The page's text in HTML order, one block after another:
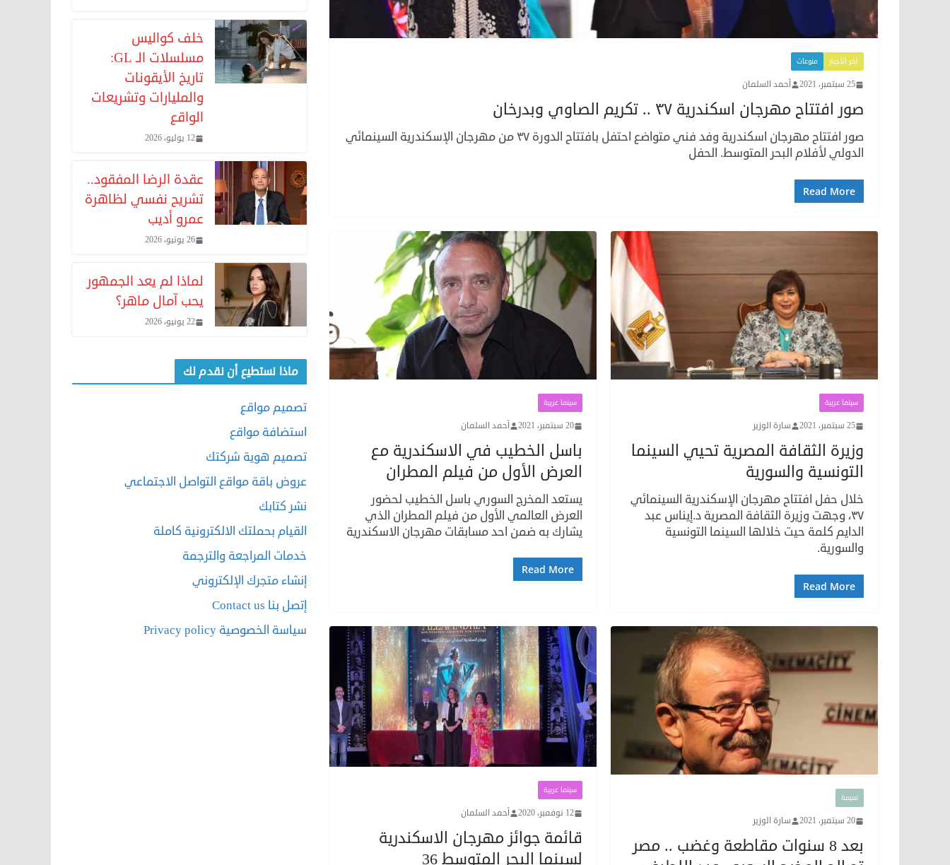
اخر الأخبار منوعات
25 سبتمبر، 2021 أحمد السلمان
صور افتتاح مهرجان اسكندرية ٣٧ .. تكريم الصاوي وبدرخان
صور افتتاح مهرجان اسكندرية وفد فني متواضع احتفل بافتتاح الدورة ٣٧ من مهرجان الإسكندرية السينمائي
الدولي لأفلام البحر المتوسط. الحفل
Read More
سينما عربية
25 سبتمبر، 2021 سارة الوزير
وزيرة الثقافة المصرية تحيي السينما
التونسية والسورية
خلال حفل افتتاح مهرجان الإسكندرية السينمائي
٣٧، وجهت وزيرة الثقافة المصرية د.إيناس عبد
الدايم كلمة حيت خلالها السينما التونسية
والسورية.
Read More
سينما عربية
20 سبتمبر، 2021 أحمد السلمان
باسل الخطيب في الاسكندرية مع
العرض الأول من فيلم المطران
يستعد المخرج السوري باسل الخطيب لحضور
العرض العالمي الأول من فيلم المطران الذي
يشارك به ضمن احد مسابقات مهرجان الاسكندرية
Read More
نميمة
20 سبتمبر، 2021 سارة الوزير
بعد 8 سنوات مقاطعة وغضب .. مصر
سينما عربية
12 نوفمبر، 2020 أحمد السلمان
قائمة جوائز مهرجان الاسكندرية
لسينما البحر المتوسط 36
خلف كواليس
مسلسلات الـ GL:
تاريخ الأيقونات
والمليارات وتشريعات
الواقع
12 يوليو، 2026
عقدة الرضا المفقود..
تشريح نفسي لظاهرة
عمرو أديب
26 يونيو، 2026
لماذا لم يعد الجمهور
يحب آمال ماهر؟
22 يونيو، 2026
ماذا نستطيع أن نقدم لك
تصميم مواقع
استضافة مواقع
تصميم هوية شركتك
عروض باقة مواقع التواصل الاجتماعي
نشر كتابك
القيام بحملتك الالكترونية كاملة
خدمات المراجعة والترجمة
إنشاء متجرك الإلكتروني
إتصل بنا Contact us
سياسة الخصوصية Privacy policy